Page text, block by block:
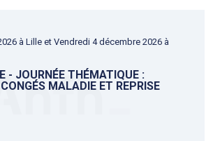
à Lille et Vendredi 4 décembre 2026 à
- JOURNÉE THÉMATIQUE :
MALADIE ET REPRISE